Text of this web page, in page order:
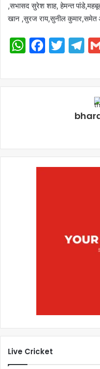
,सभासद सुरेश शाह, हेमन्त
खान ,सुरज राय,सुनील कुमार,समेत
Live Cricket